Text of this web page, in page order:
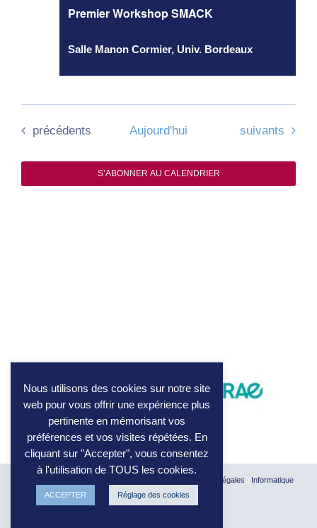
Premier Workshop SMACK
Salle Manon Cormier, Univ. Bordeaux
Évènements
précédents Aujourd'hui Évènements
suivants
S’ABONNER AU CALENDRIER
Crédits et mentions légales | Informatique
et Libertés
Nous utilisons des cookies sur notre site
web pour vous offrir une expérience plus
pertinente en mémorisant vos
préférences et vos visites répétées. En
cliquant sur "Accepter", vous consentez
à l'utilisation de TOUS les cookies.
ACCEPTER Réglage des cookies